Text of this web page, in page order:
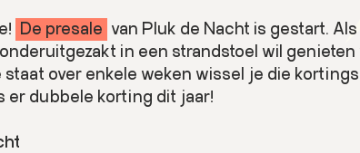
De presale van Pluk de Nacht is gestart.
in een strandstoel wil
staat over enkele weken wissel je die
er dubbele korting dit jaar!